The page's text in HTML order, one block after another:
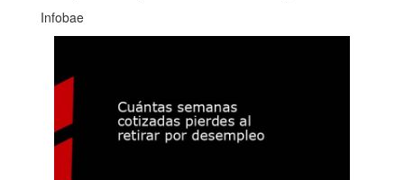
Infobae